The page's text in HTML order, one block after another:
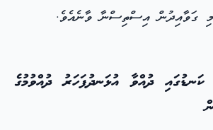
ގަވާއިދުން އިސްތިސްނާ ވާނެއެވެ.
ކަނޑުގައި ދުއްވާ އުޅަނދުފަހަރު ދުއްވުމުގެ